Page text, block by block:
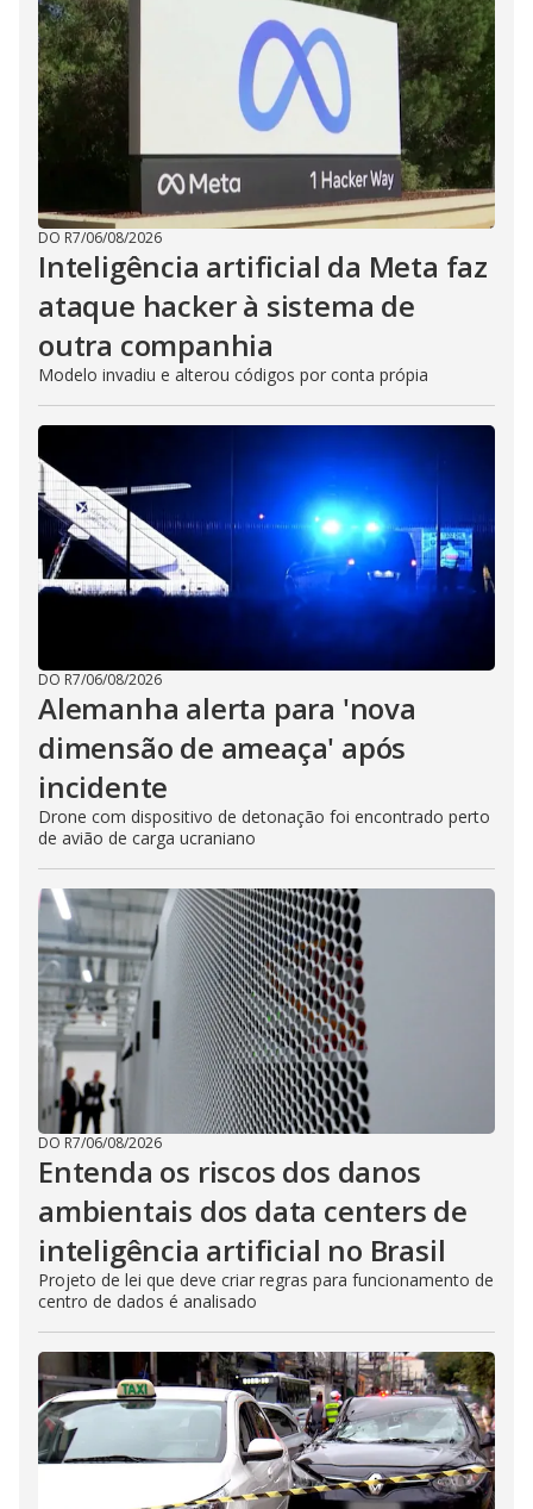
DO R7/06/08/2026
Inteligência artificial da Meta faz
ataque hacker à sistema de
outra companhia
Modelo invadiu e alterou códigos por conta própia
DO R7/06/08/2026
Alemanha alerta para 'nova
dimensão de ameaça' após
incidente
Drone com dispositivo de detonação foi encontrado perto
de avião de carga ucraniano
DO R7/06/08/2026
Entenda os riscos dos danos
ambientais dos data centers de
inteligência artificial no Brasil
Projeto de lei que deve criar regras para funcionamento de
centro de dados é analisado